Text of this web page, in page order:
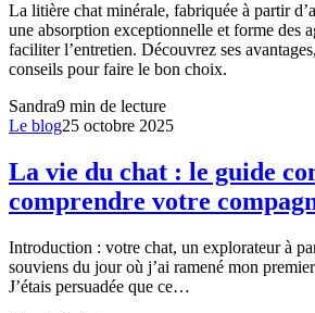
La litière chat minérale, fabriquée à partir
une absorption exceptionnelle et forme des
faciliter l’entretien. Découvrez ses
conseils pour faire le bon choix.
Sandra9 min de lecture
Le blog25 octobre 2025
La vie du chat : le guide
comprendre votre
Introduction : votre chat, un explorateur à
souviens du jour où j’ai ramené mon
J’étais persuadée que ce…